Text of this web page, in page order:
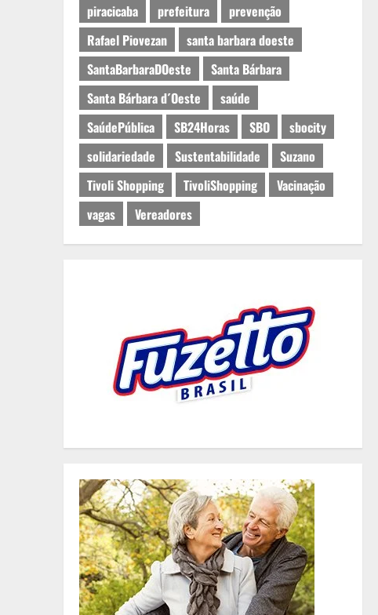
piracicaba
prefeitura
prevenção
Rafael Piovezan
santa barbara doeste
SantaBarbaraDOeste
Santa Bárbara
Santa Bárbara d´Oeste
saúde
SaúdePública
SB24Horas SBO
sbocity
solidariedade
Sustentabilidade
Suzano
Tivoli Shopping
TivoliShopping
Vacinação
vagas
Vereadores